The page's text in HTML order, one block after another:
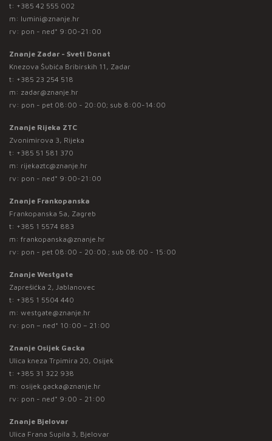
t: +385 42 555 002
m: lumini@znanje.hr
rv: pon - ned* 9:00-21:00
Znanje Zadar - Sveti Donat
Knezova Šubića Bribirskih 11, Zadar
t: +385 23 254 518
m: zadar@znanje.hr
rv: pon - pet 08:00 - 20:00; sub 8:00-14:00
Znanje Rijeka ZTC
Zvonimirova 3, Rijeka
t: +385 51 581 370
m: rijekaztc@znanje.hr
rv: pon - ned* 9:00-21:00
Znanje Frankopanska
Frankopanska 5a, Zagreb
t: +385 1 5574 883
m: frankopanska@znanje.hr
rv: pon - pet 08:00 - 20:00 ; sub 08:00 - 15:00
Znanje Westgate
Zaprešićka 2, Jablanovec
t: +385 1 5504 440
m: westgate@znanje.hr
rv: pon – ned* 10:00 – 21:00
Znanje Osijek Gacka
Ulica kneza Trpimira 20, Osijek
t: +385 31 322 938
m: osijek.gacka@znanje.hr
rv: pon - ned* 9:00 - 21:00
Znanje Bjelovar
Ulica Frana Supila 3, Bjelovar